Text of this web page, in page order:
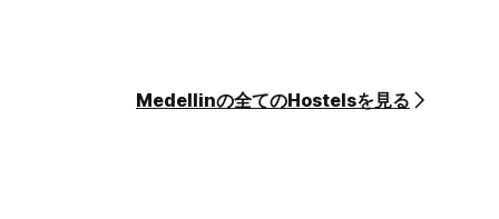
Medellinの全てのHostelsを見る